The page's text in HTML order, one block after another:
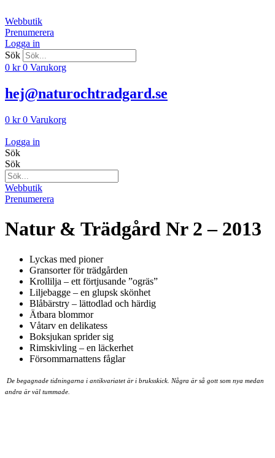
till
innehåll
Webbutik
Prenumerera
Logga in
Sök
0 kr 0 Varukorg
hej@naturochtradgard.se
0 kr 0 Varukorg
Logga in
Sök
Sök
Webbutik
Prenumerera
Natur & Trädgård Nr 2 – 2013
Lyckas med pioner
Gransorter för trädgården
Krollilja – ett förtjusande ”ogräs”
Liljebagge – en glupsk skönhet
Blåbärstry – lättodlad och härdig
Ätbara blommor
Våtarv en delikatess
Boksjukan sprider sig
Rimskivling – en läckerhet
Försommarnattens fåglar
De begagnade tidningarna i antikvariatet är i bruksskick. Några är så gott som nya medan
andra är väl tummade.